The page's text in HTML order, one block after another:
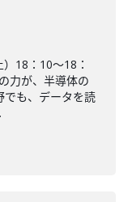
18：10～18：
力が、半導体の
でも、データを読